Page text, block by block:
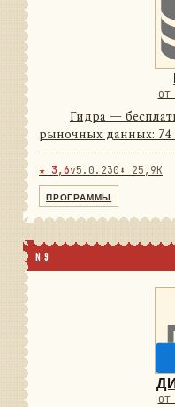
от
Гидра —
рыночных данных: 74
и своё хранилище с
расписанию и
★ 3,6v5.0.230 ⬇ 25,9K
ПРОГРАММЫ
N 9
от